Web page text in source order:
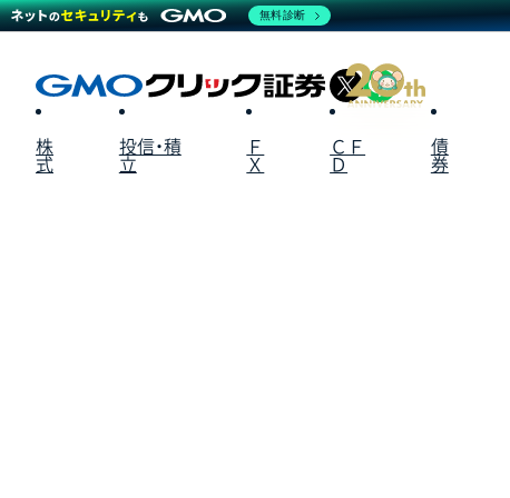
X
株
式
投信・積
立
Ｆ
Ｘ
ＣＦ
Ｄ
債
券
無料診断